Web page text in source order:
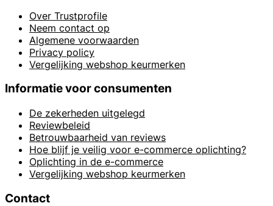
Over Trustprofile
Neem contact op
Algemene voorwaarden
Privacy policy
Vergelijking webshop keurmerken
Informatie voor consumenten
De zekerheden uitgelegd
Reviewbeleid
Betrouwbaarheid van reviews
Hoe blijf je veilig voor e-commerce oplichting?
Oplichting in de e-commerce
Vergelijking webshop keurmerken
Contact